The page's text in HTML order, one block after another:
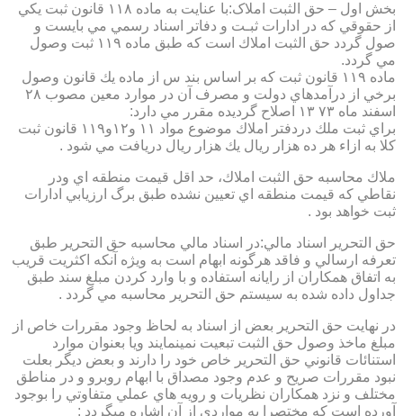
بخش اول – حق الثبت املاک:با عنايت به ماده ۱۱۸ قانون ثبت يكي
از حقوقي كه در ادارات ثبـت و دفاتر اسناد رسمي مي بايست و
صول گردد حق الثبت املاك است كه طبق ماده ۱۱۹ ثبت وصول
مي گردد.
ماده ۱۱۹ قانون ثبت كه بر اساس بند س از ماده يك قانون وصول
برخي از درآمدهاي دولت و مصرف آن در موارد معين مصوب ۲۸
اسفند ماه ۷۳ ۱۳ اصلاح گرديده مقرر مي دارد:
براي ثبت ملك دردفتر املاك موضوع مواد ۱۱ و۱۲و۱۱۹ قانون ثبت
كلا به ازاء هر ده هزار ريال يك هزار ريال دريافت مي شود .
ملاك محاسبه حق الثبت املاك، حد اقل قيمت منطقه اي ودر
نقاطي كه قيمت منطقه اي تعيين نشده طبق برگ ارزيابي ادارات
ثبت خواهد بود .
حق التحرير اسناد مالي:در اسناد مالي محاسبه حق التحرير طبق
تعرفه ارسالي و فاقد هرگونه ابهام است به ويژه آنكه اكثريت قريب
به اتفاق همكاران از رايانه استفاده و با وارد كردن مبلغ سند طبق
جداول داده شده به سيستم حق التحرير محاسبه مي گردد .
در نهايت حق التحرير بعض از اسناد به لحاظ وجود مقررات خاص از
مبلغ ماخذ وصول حق الثبت تبعيت نمينمايند ويا بعنوان موارد
استنائات قانوني حق التحرير خاص خود را دارند و بعض ديگر بعلت
نبود مقررات صريح و عدم وجود مصداق با ابهام روبرو و در مناطق
مختلف و نزد همكاران نظريات و رويه هاي عملي متفاوتي را بوجود
آورده است كه مختصرا به مواردي از آن اشاره ميگردد :